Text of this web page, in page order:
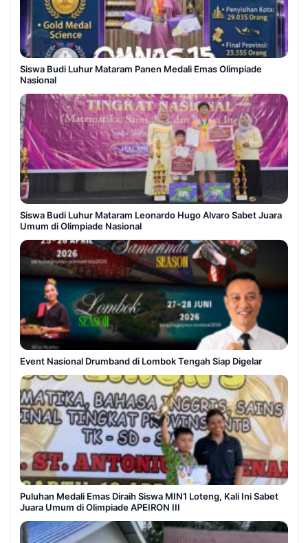
Siswa Budi Luhur Mataram Panen Medali Emas Olimpiade
Nasional
Siswa Budi Luhur Mataram Leonardo Hugo Alvaro Sabet Juara
Umum di Olimpiade Nasional
Event Nasional Drumband di Lombok Tengah Siap Digelar
Puluhan Medali Emas Diraih Siswa MIN1 Loteng, Kali Ini Sabet
Juara Umum di Olimpiade APEIRON III